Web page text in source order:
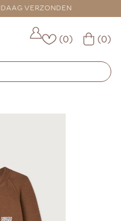
VERZONDEN
(0) (0)